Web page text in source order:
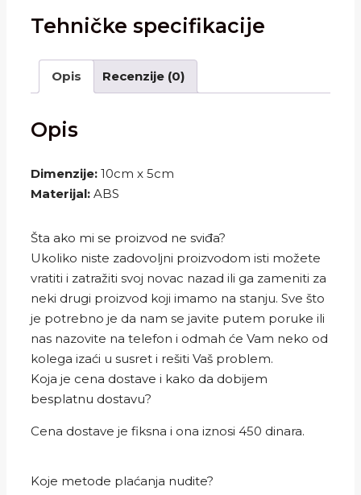
Tehničke specifikacije
Opis Recenzije (0)
Opis
Dimenzije: 10cm x 5cm
Materijal: ABS
Šta ako mi se proizvod ne sviđa?
Ukoliko niste zadovoljni proizvodom isti možete
vratiti i zatražiti svoj novac nazad ili ga zameniti za
neki drugi proizvod koji imamo na stanju. Sve što
je potrebno je da nam se javite putem poruke ili
nas nazovite na telefon i odmah će Vam neko od
kolega izaći u susret i rešiti Vaš problem.
Koja je cena dostave i kako da dobijem
besplatnu dostavu?
Cena dostave je fiksna i ona iznosi 450 dinara.
Koje metode plaćanja nudite?